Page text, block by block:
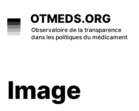
to
content
OTMEDS.ORG
Observatoire de la transparence
dans les politiques du médicament
Image